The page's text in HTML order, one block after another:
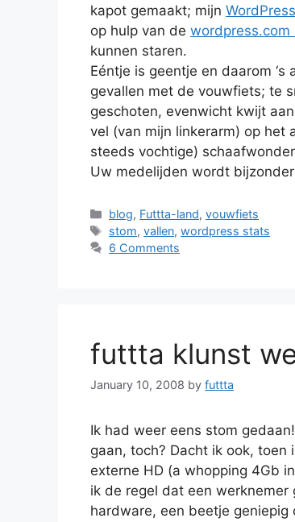
kapot gemaakt; mijn
op hulp van de wordpress.com
kunnen staren.
Eéntje is geentje en daarom
gevallen met de vouwfiets; te
geschoten, evenwicht kwijt
vel (van mijn linkerarm) op het
steeds vochtige)
Uw medelijden wordt
Categories
blog, Futtta-land,vouwfiets
Tags
stom,vallen,wordpress stats
6 Comments
futtta klunst
January 10, 2008 by futtta
Ik had weer eens stom
gaan, toch? Dacht ik ook,
externe HD (a whopping 4Gb in
ik de regel dat een werknemer
hardware, een beetje geniepig